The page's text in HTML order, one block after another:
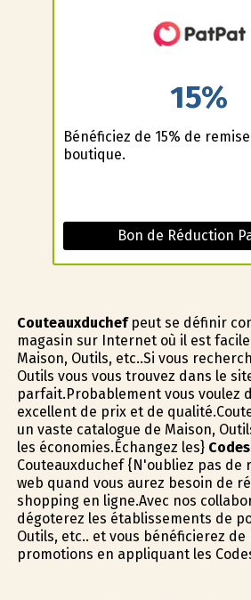
15%
Bénéficiez de 15% de
boutique.
Bon de Réduction
Couteauxduchefpeut se définir
magasin sur Internet où il est
Maison, Outils, etc..Si vous
Outils vous vous trouvez dans le
parfait.Probablement vous voulez
excellent de prix et de
un vaste catalogue de Maison,
les économies.Échangez les}
Couteauxduchef {N'oubliez pas
web quand vous aurez besoin de
shopping en ligne.Avec nos
dégoterez les établissements de
Outils, etc.. et vous bénéficierez de
promotions en appliquant les